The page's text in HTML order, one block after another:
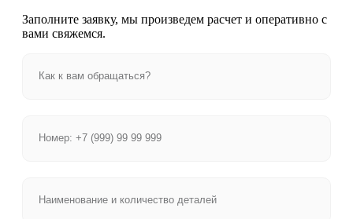
Заполните заявку, мы произведем расчет и оперативно с
вами свяжемся.